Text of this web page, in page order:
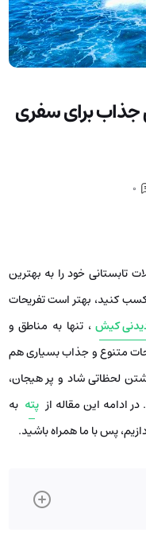
جذاب برای سفری
تابستانی خود را به بهترین
کنید، بهتر است تفریحات
کیش ، تنها به مناطق و
متنوع و جذاب بسیاری هم
لحظاتی شاد و پر هیجان،
ادامه این مقاله از پته به
پس با ما همراه باشید.